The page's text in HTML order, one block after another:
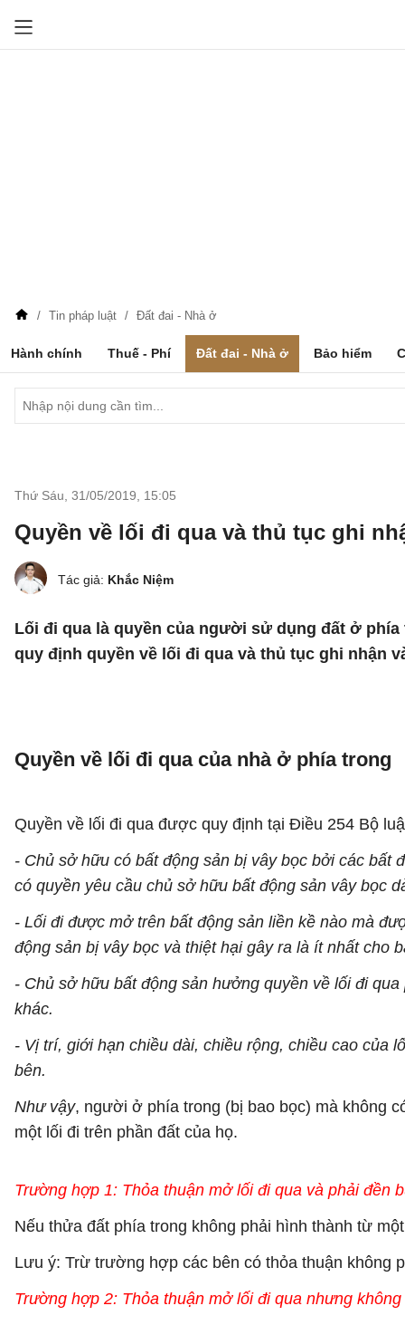
Tin pháp luật Đất đai - Nhà ở
Hành chính Thuế - Phí Đất đai - Nhà ở Bảo hiểm
Thứ Sáu, 31/05/2019 15:05
Quyền về lối đi qua và thủ tục ghi
Tác giả: Khắc Niệm
Lối đi qua là quyền của người sử dụng đất ở
quy định quyền về lối đi qua và thủ tục ghi nhận
Quyền về lối đi qua của nhà ở phía trong
Quyền về lối đi qua được quy định tại Điều 254 Bộ
- Chủ sở hữu có bất động sản bị vây bọc bởi các bất
có quyền yêu cầu chủ sở hữu bất động sản vây bọc
- Lối đi được mở trên bất động sản liền kề nào mà
động sản bị vây bọc và thiệt hại gây ra là ít nhất cho
- Chủ sở hữu bất động sản hưởng quyền về lối đi
khác.
- Vị trí, giới hạn chiều dài, chiều rộng, chiều cao của
bên.
Như vậy, người ở phía trong (bị bao bọc) mà không
một lối đi trên phần đất của họ.
Trường hợp 1: Thỏa thuận mở lối đi qua và phải đền
Nếu thửa đất phía trong không phải hình thành từ
Lưu ý: Trừ trường hợp các bên có thỏa thuận không
Trường hợp 2: Thỏa thuận mở lối đi qua nhưng